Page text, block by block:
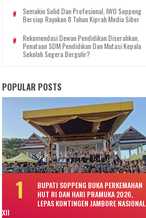
Semakin Solid Dan Profesional, IWO Soppeng
Bersiap Rayakan 8 Tahun Kiprah Media Siber
Rekomendasi Dewan Pendidikan Diserahkan,
Penataan SDM Pendidikan Dan Mutasi Kepala
Sekolah Segera Bergulir?
POPULAR POSTS
BUPATI SOPPENG BUKA PERKEMAHAN
HUT RI DAN HARI PRAMUKA 2026,
LEPAS KONTINGEN JAMBORE NASIONAL
XII